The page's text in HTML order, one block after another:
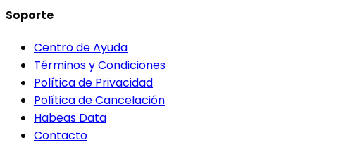
Soporte
Centro de Ayuda
Términos y Condiciones
Política de Privacidad
Política de Cancelación
Habeas Data
Contacto